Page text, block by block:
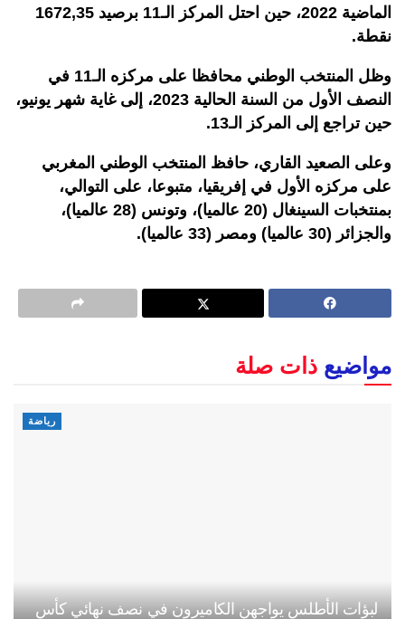
الماضية 2022، حين احتل المركز الـ11 برصيد 1672,35
نقطة.
وظل المنتخب الوطني محافظا على مركزه الـ11 في
النصف الأول من السنة الحالية 2023، إلى غاية شهر يونيو،
حين تراجع إلى المركز الـ13.
وعلى الصعيد القاري، حافظ المنتخب الوطني المغربي
على مركزه الأول في إفريقيا، متبوعا، على التوالي،
بمنتخبات السينغال (20 عالميا)، وتونس (28 عالميا)،
والجزائر (30 عالميا) ومصر (33 عالميا).
مواضيع ذات صلة
رياضة
لبؤات الأطلس يواجهن الكاميرون في نصف نهائي كأس